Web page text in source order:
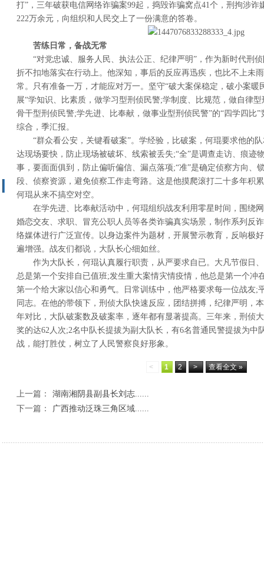
打”，三年破获电信网络诈骗案99起，捣毁诈骗窝点41个，刑拘涉诈
222万余元，向组织和人民交上了一份满意的答卷。
苦练日常，备战无常
“对党忠诚、服务人民、执法公正、纪律严明”，作为新时代刑
折不扣地落实在行动上。他深知，事后的反应再迅疾，也比不上未
常。只有准备一万，才能应对万一。坚守“破大案保稳定，破小案暖
展“学知识、比素质，做学习型刑侦民警;学制度、比规范，做自律
骨干型刑侦民警;学先进、比奉献，做事业型刑侦民警”的“四学四比
综合，季汇报。
“群众看公安，关键看破案”。学经验，比破案，何琨要求他的
达现场要快，防止现场被破坏、线索被丢失;“全”是调查走访、痕迹
事，要面面俱到，防止偏听偏信、漏点落项;“准”是确定侦察方向、
段、侦察资源，避免侦察工作走弯路。这是他摸爬滚打二十多年积
何琨从来不搞空对空。
在学先进、比奉献活动中，何琨组织战友利用零星时间，围绕
婚恋交友、求职、冒充公职人员等各类诈骗真实场景，制作系列反
络媒体进行广泛宣传。以身边案件为题材，开展警示教育，反响极
遍增强。战友们都说，大队长心细如丝。
作为大队长，何琨认真履行职责，从严要求自已。大凡节假日
总是第一个安排自已值班;发生重大案情灾情疫情，他总是第一个冲
第一个给大家以信心和勇气。日常训练中，他严格要求每一位战友;
同志。在他的带领下，刑侦大队快速反应，团结拼搏，纪律严明，
年对比，大队破案数及破案率，逐年都有显著提高。三年来，刑侦
奖的达62人次;2名中队长提拔为副大队长，有6名普通民警提拔为中
战，能打胜仗，树立了人民警察良好形象。
< 1 2 > 查看全文 »
上一篇：
湖南湘阴县副县长刘志......
下一篇：
广西推动泛珠三角区域......